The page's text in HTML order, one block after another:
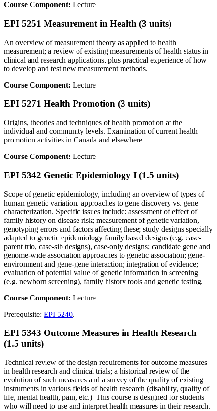
Course Component: Lecture
EPI 5251 Measurement in Health (3 units)
An overview of measurement theory as applied to health
measurement; a review of existing measurements of health status in
clinical and research applications, plus practical experience of how
to develop and test new measurement methods.
Course Component: Lecture
EPI 5271 Health Promotion (3 units)
Origins, theories and techniques of health promotion at the
individual and community levels. Examination of current health
promotion activities in Canada and elsewhere.
Course Component: Lecture
EPI 5342 Genetic Epidemiology I (1.5 units)
Scope of genetic epidemiology, including an overview of types of
human genetic variation, approaches to gene discovery vs. gene
characterization. Specific issues include: assessment of effect of
family history on disease risk; measurement of genetic variation,
genotyping errors and factors affecting these; study designs specially
adapted to genetic epidemiology family based designs (e.g. case-
parent trio, case-sib designs), case-only designs; candidate gene and
genome-wide association approaches to genetic association; gene-
environment and gene-gene interaction; integration of evidence;
evaluation of potential value of genetic information in screening
(e.g. newborn screening), family history tools and genetic testing.
Course Component: Lecture
Prerequisite: EPI 5240.
EPI 5343 Outcome Measures in Health Research
(1.5 units)
Technical review of the design requirements for outcome measures
in health research and clinical trials; a historical review of the
evolution of such measures and a survey of the quality of existing
instruments in various fields of health research (disability, quality of
life, mental health, pain, etc.). This course is designed for students
who will need to use and interpret health measures in their research.